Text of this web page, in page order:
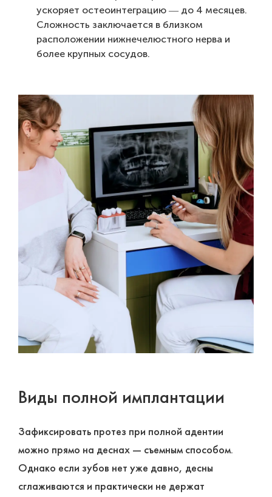
ускоряет остеоинтеграцию ― до 4 месяцев.
Сложность заключается в близком
расположении нижнечелюстного нерва и
более крупных сосудов.
Виды полной имплантации
Зафиксировать протез при полной адентии
можно прямо на деснах ― съемным способом.
Однако если зубов нет уже давно, десны
сглаживаются и практически не держат